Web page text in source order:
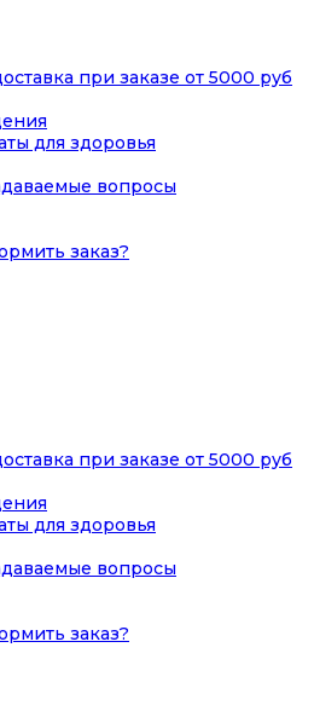
при заказе от 5000 руб
для здоровья
вопросы
заказ?
при заказе от 5000 руб
для здоровья
вопросы
заказ?